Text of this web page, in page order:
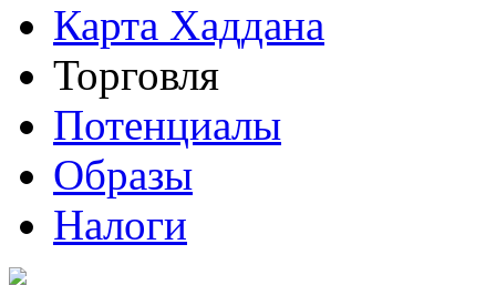
Карта Хаддана
Торговля
Потенциалы
Образы
Налоги